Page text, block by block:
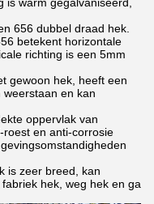
656 dubbel draad hek.
betekent horizontale
richting is een 5mm
gewoon hek, heeft een
en kan
oppervlak van
en anti-corrosie
is zeer breed, kan
hek, weg hek en ga